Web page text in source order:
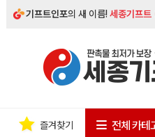
기프트인포의 새 이름!세종기프트
즐겨찾기 전체 카테